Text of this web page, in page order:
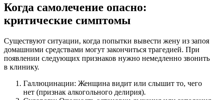
Когда самолечение опасно:
критические симптомы
Существуют ситуации, когда попытки вывести жену из запоя
домашними средствами могут закончиться трагедией. При
появлении следующих признаков нужно немедленно звонить
в клинику.
Галлюцинации: Женщина видит или слышит то, чего
нет (признак алкогольного делирия).